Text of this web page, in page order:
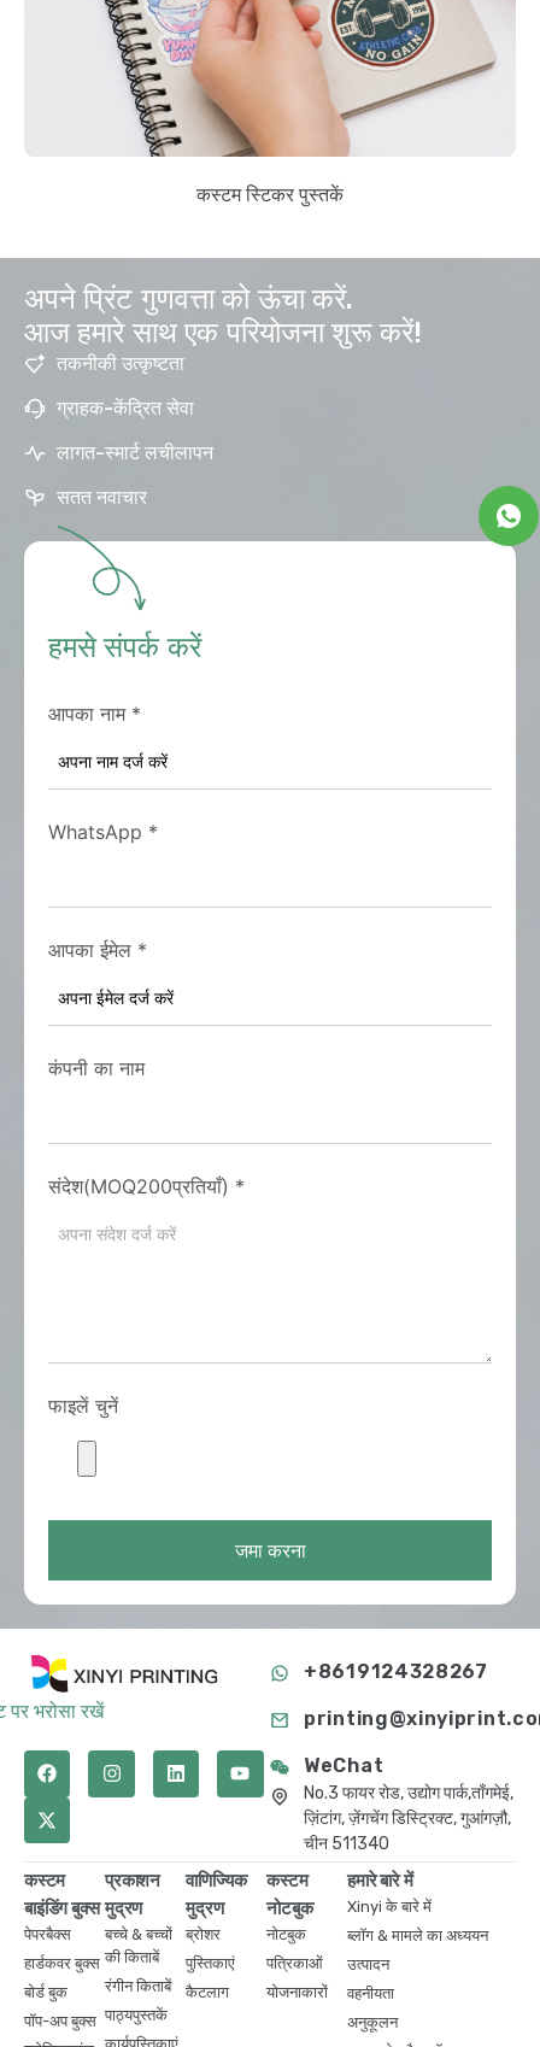
कस्टम स्टिकर पुस्तकें
अपने प्रिंट गुणवत्ता को ऊंचा करें.
आज हमारे साथ एक परियोजना शुरू करें!
तकनीकी उत्कृष्टता
ग्राहक-केंद्रित सेवा
लागत-स्मार्ट लचीलापन
सतत नवाचार
हमसे संपर्क करें
आपका नाम *
WhatsApp *
आपका ईमेल *
कंपनी का नाम
संदेश(MOQ200प्रतियाँ) *
फाइलें चुनें
जमा करना
पर भरोसा रखें
+8619124328267
WeChat
No.3 फायर रोड, उद्योग पार्क,ताँगमेई,
ज़िंटांग, ज़ेंगचेंग डिस्ट्रिक्ट, गुआंगज़ौ,
चीन 511340
कस्टम
बाइंडिंग बुक्स
पेपरबैक्स
हार्डकवर बुक्स
बोर्ड बुक
पॉप-अप बुक्स
प्रकाशन
मुद्रण
बच्चे & बच्चों
की किताबें
रंगीन किताबें
पाठ्यपुस्तकें
वाणिज्यिक
मुद्रण
ब्रोशर
पुस्तिकाएं
कैटलाग
कस्टम
नोटबुक
नोटबुक
पत्रिकाओं
योजनाकारों
हमारे बारे में
Xinyi के बारे में
ब्लॉग & मामले का अध्ययन
उत्पादन
वहनीयता
अनुकूलन